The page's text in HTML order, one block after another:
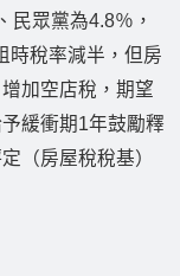
民眾黨為4.8％，
時稅率減半，但房
加空店稅，期望
緩衝期1年鼓勵釋
（房屋稅稅基）